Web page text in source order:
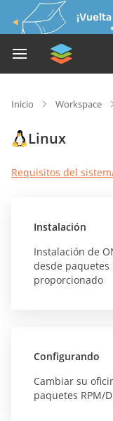
Inicio Workspace
Linux
Requisitos del
Instalación
Instalación de
desde paquetes
proporcionado
Configurando
Cambiar su
paquetes RPM/